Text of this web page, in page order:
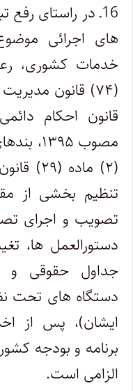
16ـ در راستای
خدمات کشوری،
قانون احکام
(۲)
تصویب و اجرای
دستورالعمل ها،
جداول حقوقی و
دستگاه های تحت
ایشان)، پس از
برنامه و بودجه
الزامی است.